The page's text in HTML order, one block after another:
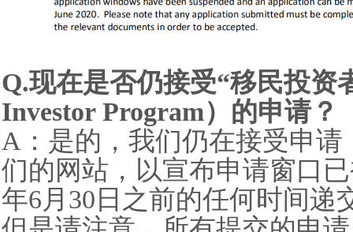
Q.现在是否仍接受“移民投资
Investor Program）的申请？
A：是的，我们仍在接受申
们的网站，以宣布申请窗口
年6月30日之前的任何时间递